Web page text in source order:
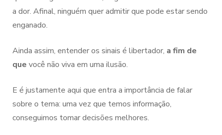
a dor. Afinal, ninguém quer admitir que pode estar sendo
enganado.
Ainda assim, entender os sinais é libertador, a fim de
que você não viva em uma ilusão.
E é justamente aqui que entra a importância de falar
sobre o tema: uma vez que temos informação,
conseguimos tomar decisões melhores.